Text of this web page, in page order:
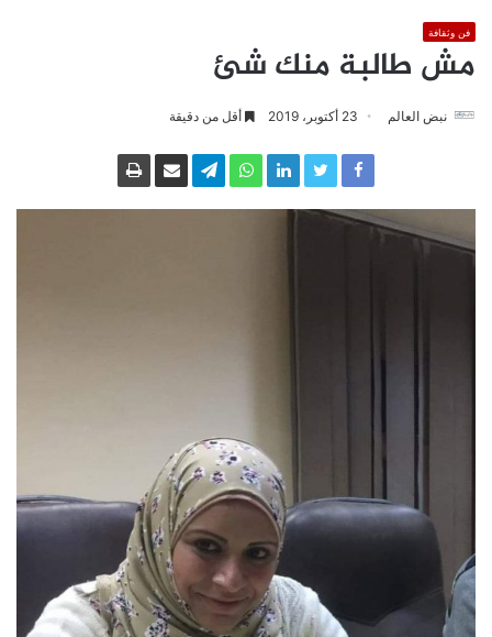
فن وثقافة
مش طالبة منك شئ
نبض العالم 23 أكتوبر، 2019 أقل من دقيقة